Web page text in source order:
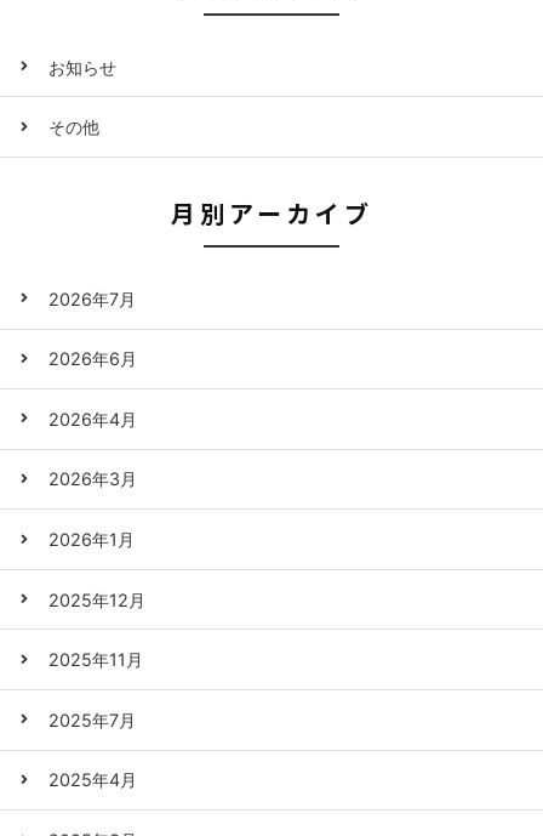
お知らせ
その他
月別アーカイブ
2026年7月
2026年6月
2026年4月
2026年3月
2026年1月
2025年12月
2025年11月
2025年7月
2025年4月